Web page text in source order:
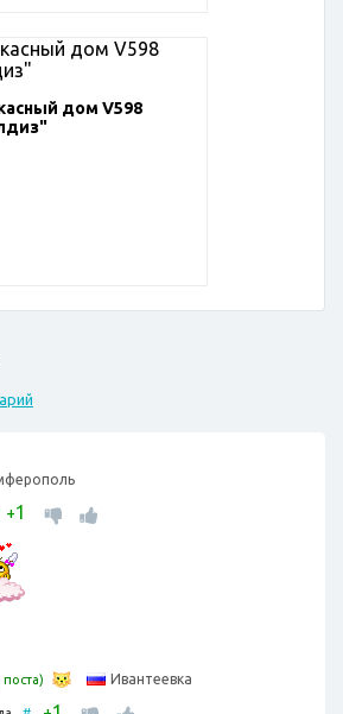
дом V598
+1
Ивантеевка